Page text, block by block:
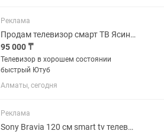
Реклама
Продам телевизор смарт ТВ Ясин 50 дюймов размер экрана 127 см по диагонали
95 000 ₸
Телевизор в хорошем состоянии
быстрый Ютуб
Алматы, сегодня
Реклама
Sony Bravia 120 см smart tv телевизор